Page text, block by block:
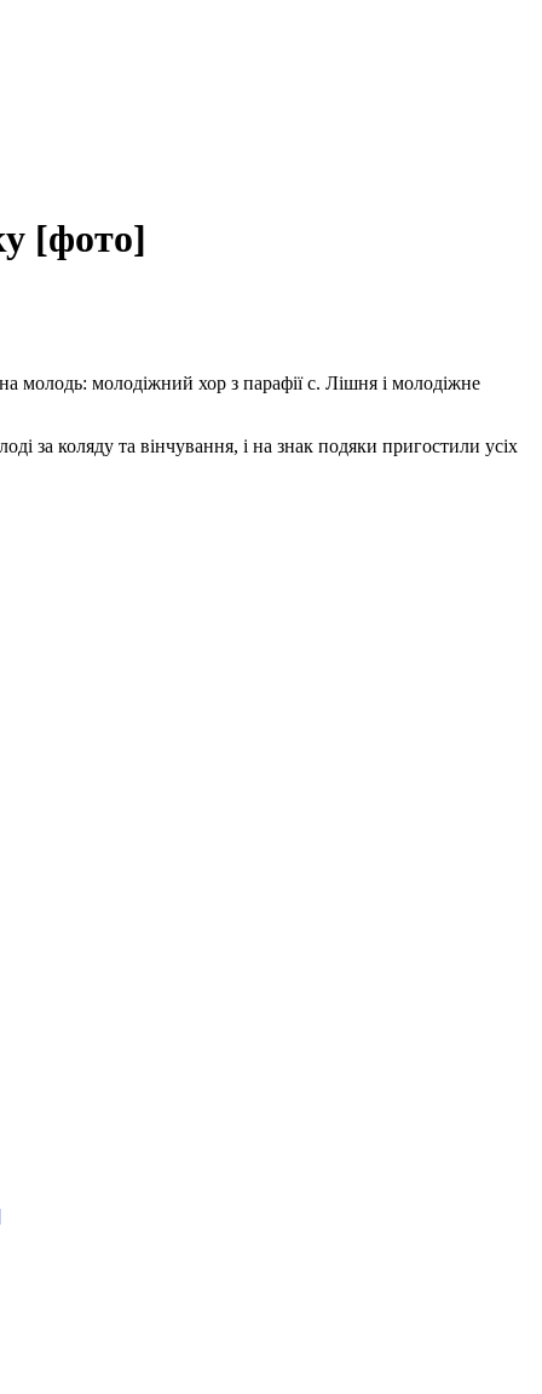
[фото]
молодь: молодіжний хор з парафії с. Лішня і молодіжне
за коляду та вінчування, і на знак подяки пригостили усіх